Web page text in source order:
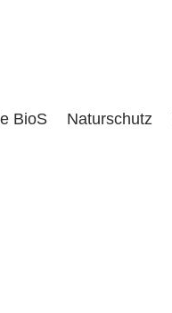
BioS Naturschutz